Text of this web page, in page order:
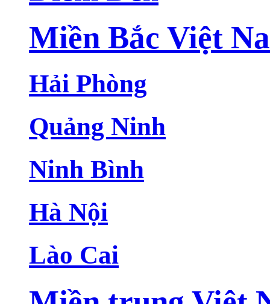
Miền Bắc Việt
Hải Phòng
Quảng Ninh
Ninh Bình
Hà Nội
Lào Cai